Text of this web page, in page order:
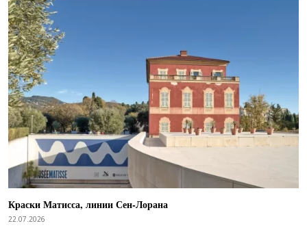
Краски Матисса, линии Сен-Лорана
22.07.2026